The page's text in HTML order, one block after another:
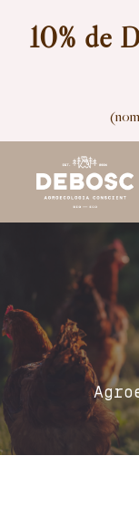
10% de
Nosaltres
Carret